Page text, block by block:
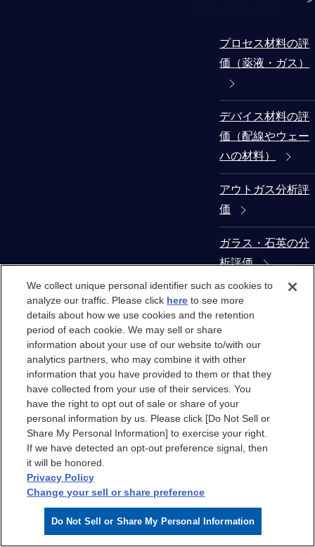
プロセス材料の評
価（薬液・ガス）
デバイス材料の評
価（配線やウェー
ハの材料）
アウトガス分析評
価
ガラス・石英の分
析評価
コンタミネーショ
ン・異物解析
製造装置部材から
の抽出物・溶出物
評価
クリーンルーム
クリーンルームエ
アのケミカル汚染
We collect unique personal identifier such as cookies to
analyze our traffic. Please click here to see more
details about how we use cookies and the retention
period of each cookie. We may sell or share
information about your use of our website to/with our
analytics partners, who may combine it with other
information that you have provided to them or that they
have collected from your use of their services. You
have the right to opt out of sale or share of your
personal information by us. Please click [Do Not Sell or
Share My Personal Information] to exercise your right.
If we have detected an opt-out preference signal, then
it will be honored.
Privacy Policy
Change your sell or share preference
Do Not Sell or Share My Personal Information